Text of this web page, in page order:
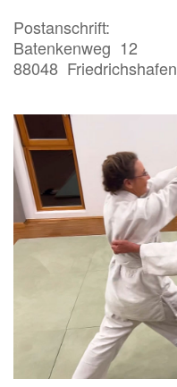
Postanschrift:
Batenkenweg 12
88048 Friedrichshafen